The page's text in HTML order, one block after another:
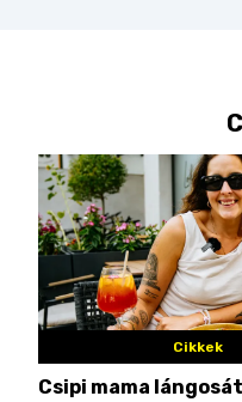
Cikkek
Csipi mama